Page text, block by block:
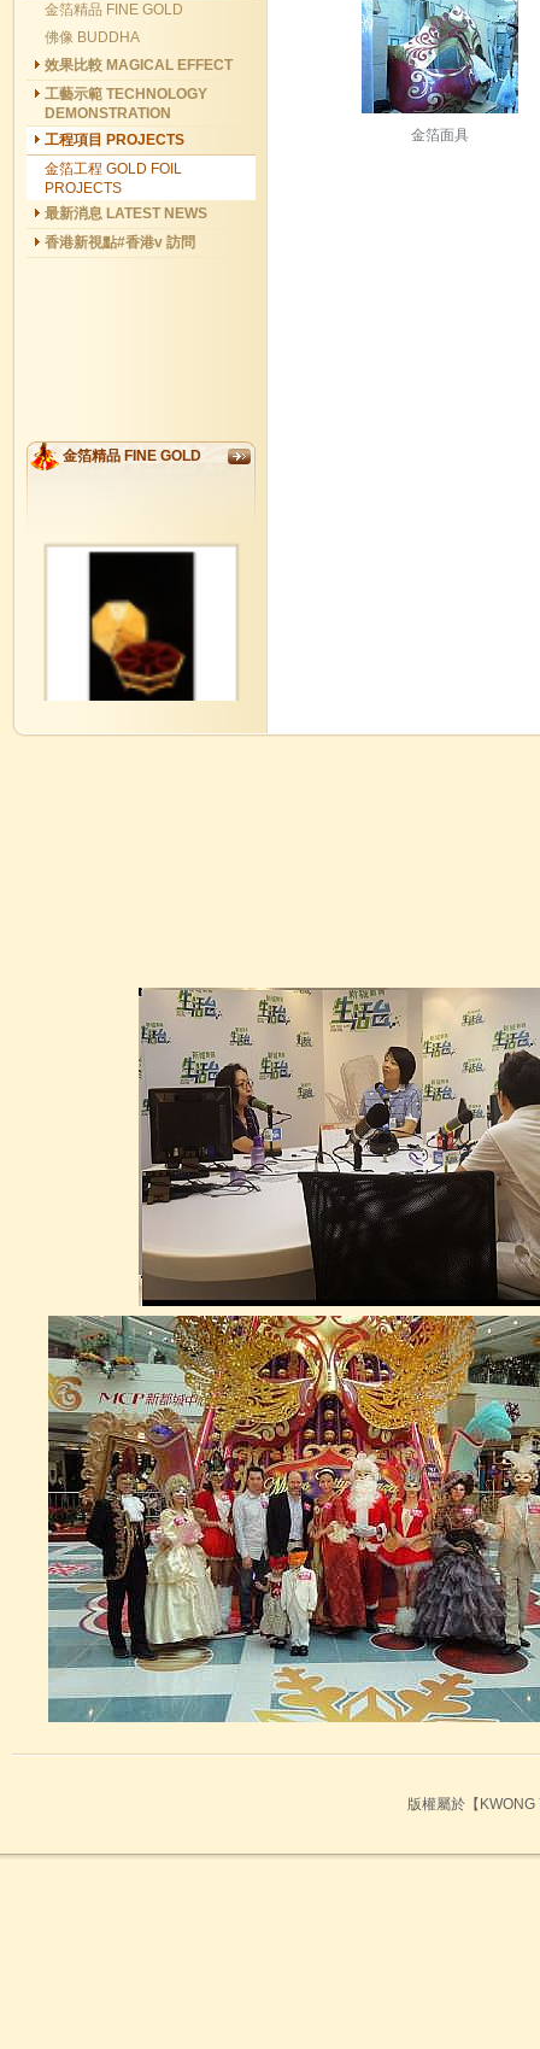
金箔精品 FINE GOLD
佛像 BUDDHA
效果比較 MAGICAL EFFECT
工藝示範 TECHNOLOGY
DEMONSTRATION
工程項目 PROJECTS
金箔工程 GOLD FOIL
PROJECTS
最新消息 LATEST NEWS
香港新視點#香港v 訪問
金箔精品 FINE GOLD
金玉滿堂如意八寶全盒 Lucky
DEER STATE
GM0003
金箔浮雕畫框 GOLD FOIL
PICTURE FRAME
GM0004
法國式宮廷椅( 金箔)
GM0008
金箔柱頭雕花
般若波羅密多心經 金箔字體
金箔面具
版權屬於【